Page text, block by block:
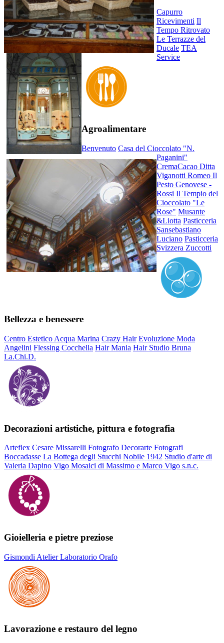
Capurro
Ricevimenti Il
Tempo Ritrovato
Le Terrazze del
Ducale TEA
Service
Agroalimentare
Benvenuto Casa del Cioccolato "N.
Paganini"
CremaCacao Ditta
Viganotti Romeo Il
Pesto Genovese -
Rossi Il Tempio del
Cioccolato "Le
Rose" Musante
&Liotta Pasticceria
Sansebastiano
Luciano Pasticceria
Svizzera Zuccotti
Bellezza e benessere
Centro Estetico Acqua Marina Crazy Hair Evoluzione Moda
Angelini Flessing Cocchella Hair Mania Hair Studio Bruna
La.Chi.D.
Decorazioni artistiche, pittura e fotografia
Arteflex Cesare Missarelli Fotografo Decorarte Fotografi
Boccadasse La Bottega degli Stucchi Nobile 1942 Studio d'arte di
Valeria Dapino Vigo Mosaici di Massimo e Marco Vigo s.n.c.
Gioielleria e pietre preziose
Gismondi Atelier Laboratorio Orafo
Lavorazione e restauro del legno